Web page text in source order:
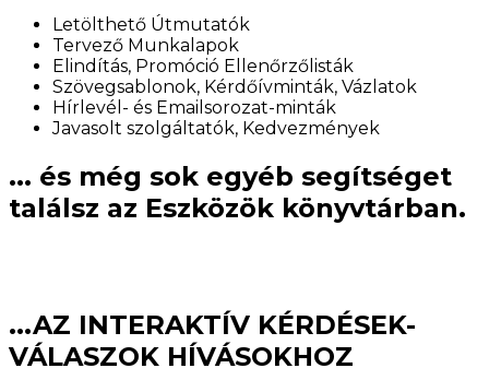
Letölthető Útmutatók
Tervező Munkalapok
Elindítás, Promóció Ellenőrzőlisták
Szövegsablonok, Kérdőívminták, Vázlatok
Hírlevél- és Emailsorozat-minták
Javasolt szolgáltatók, Kedvezmények
... és még sok egyéb segítséget
találsz az Eszközök könyvtárban.
...AZ INTERAKTÍV KÉRDÉSEK-
VÁLASZOK HÍVÁSOKHOZ